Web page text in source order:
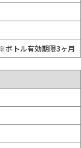
ボトル有効期限3ヶ月